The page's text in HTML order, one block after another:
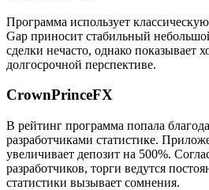
Программа использует
Gap приносит стабильный
сделки нечасто, однако показывает
долгосрочной перспективе.
CrownPrinceFX
В рейтинг программа попала
разработчиками статистике.
увеличивает депозит на 500%.
разработчиков, торги ведутся
статистики вызывает сомнения.